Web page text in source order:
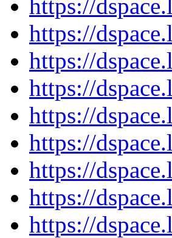
https://
https://
https://
https://
https://
https://
https://
https://
https://